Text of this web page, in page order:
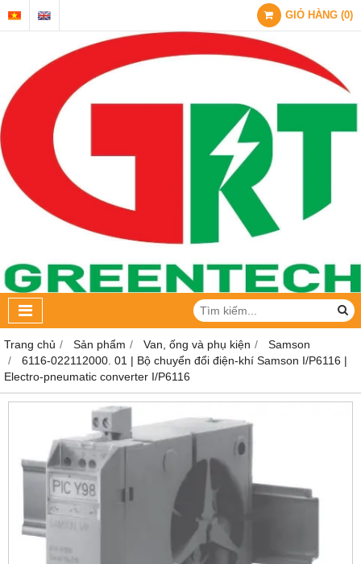
GIỎ HÀNG (0)
Trang chủ Sản phẩm Van, ống và phụ kiện
Samson
6116-022112000. 01 | Bộ chuyển đổi điện-khí Samson I/P6116 |
Electro-pneumatic converter I/P6116